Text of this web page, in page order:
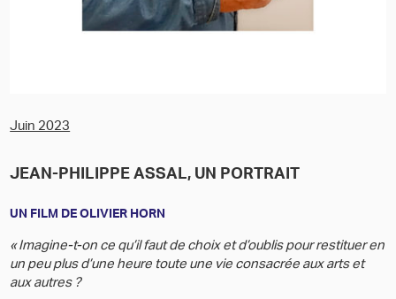
Juin 2023
JEAN-PHILIPPE ASSAL, UN PORTRAIT
UN FILM DE OLIVIER HORN
« Imagine-t-on ce qu’il faut de choix et d’oublis pour restituer en
un peu plus d’une heure toute une vie consacrée aux arts et
aux autres ?